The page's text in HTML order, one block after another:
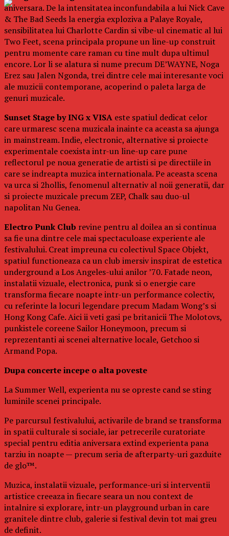
aniversara. De la intensitatea inconfundabila a lui Nick Cave
& The Bad Seeds la energia exploziva a Palaye Royale,
sensibilitatea lui Charlotte Cardin si vibe-ul cinematic al lui
Two Feet, scena principala propune un line-up construit
pentru momente care raman cu tine mult dupa ultimul
encore. Lor li se alatura si nume precum DE’WAYNE, Noga
Erez sau Jalen Ngonda, trei dintre cele mai interesante voci
ale muzicii contemporane, acoperind o paleta larga de
genuri muzicale.
Sunset Stage by ING x VISA este spatiul dedicat celor
care urmaresc scena muzicala inainte ca aceasta sa ajunga
in mainstream. Indie, electronic, alternative si proiecte
experimentale coexista intr-un line-up care pune
reflectorul pe noua generatie de artisti si pe directiile in
care se indreapta muzica internationala. Pe aceasta scena
va urca si 2hollis, fenomenul alternativ al noii generatii, dar
si proiecte muzicale precum ZEP, Chalk sau duo-ul
napolitan Nu Genea.
Electro Punk Club revine pentru al doilea an si continua
sa fie una dintre cele mai spectaculoase experiente ale
festivalului. Creat impreuna cu colectivul Space Objekt,
spatiul functioneaza ca un club imersiv inspirat de estetica
underground a Los Angeles-ului anilor ’70. Fatade neon,
instalatii vizuale, electronica, punk si o energie care
transforma fiecare noapte intr-un performance colectiv,
cu referinte la locuri legendare precum Madam Wong’s si
Hong Kong Cafe. Aici ii veti gasi pe britanicii The Molotovs,
punkistele coreene Sailor Honeymoon, precum si
reprezentanti ai scenei alternative locale, Getchoo si
Armand Popa.
Dupa concerte incepe o alta poveste
La Summer Well, experienta nu se opreste cand se sting
luminile scenei principale.
Pe parcursul festivalului, activarile de brand se transforma
in spatii culturale si sociale, iar petrecerile curatoriate
special pentru editia aniversara extind experienta pana
tarziu in noapte — precum seria de afterparty-uri gazduite
de glo™.
Muzica, instalatii vizuale, performance-uri si interventii
artistice creeaza in fiecare seara un nou context de
intalnire si explorare, intr-un playground urban in care
granitele dintre club, galerie si festival devin tot mai greu
de definit.